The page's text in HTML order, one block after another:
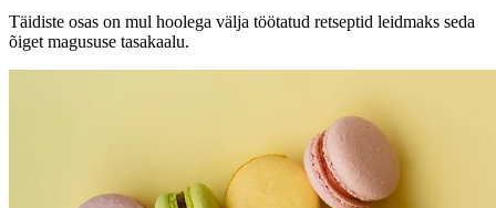
Täidiste osas on mul hoolega välja töötatud retseptid leidmaks seda
õiget magususe tasakaalu.